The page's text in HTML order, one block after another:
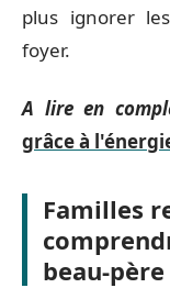
plus ignorer
foyer.
A lire en
grâce à
Familles
beau-père